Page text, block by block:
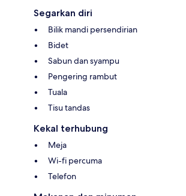
Segarkan diri
Bilik mandi persendirian
Bidet
Sabun dan syampu
Pengering rambut
Tuala
Tisu tandas
Kekal terhubung
Meja
Wi-fi percuma
Telefon